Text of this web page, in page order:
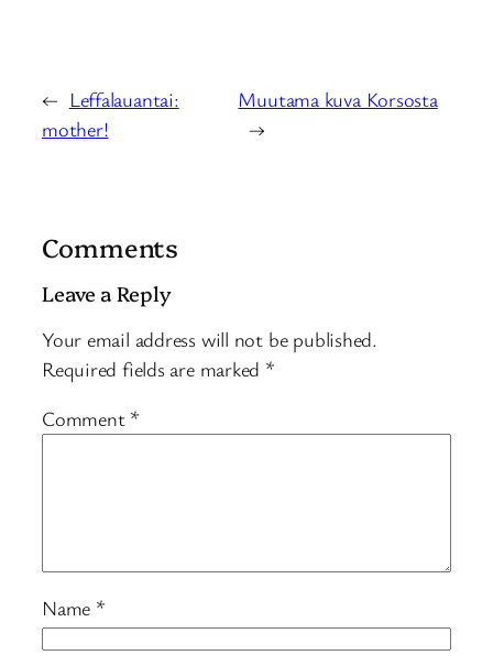
← Leffalauantai:
mother!
Muutama kuva Korsosta
→
Comments
Leave a Reply
Your email address will not be published.
Required fields are marked *
Comment *
Name *